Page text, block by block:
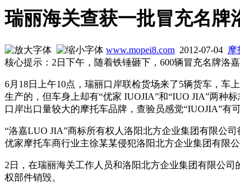
瑞丽海关查获一批冒充名牌
www.mopei8.com 2012-07-04 摩
核心提示：2日下午，随着铁锤砸下，600辆冒充名牌洛
6月18日上午10点，瑞丽口岸联检货场来了5辆货车，车
生产的，但车身上却有“优家 IUOJIA”和“IUO JIA”两种
口岸出口量较大的摩托车品牌，查验员感觉“IUOJIA”有
“洛嘉LUO JIA”商标所有权人洛阳北方企业集团有限公
优家摩托车商行业主徐某某侵犯洛阳北方企业集团有限
2日，在瑞丽海关工作人员和洛阳北方企业集团有限公
权部件销毁。